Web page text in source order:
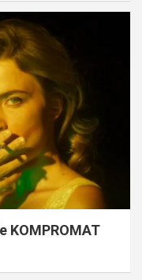
KOMPROMAT